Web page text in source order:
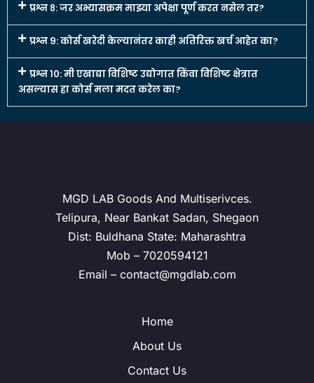
प्रश्न ८: जर अभ्यासक्रम माझ्या अपेक्षा पूर्ण करत नसेल तर?
प्रश्न ९: कोर्स खरेदी केल्यानंतर काही अतिरिक्त खर्च आहेत का?
प्रश्न १०: मी एखाद्या विशिष्ट उद्योगात किंवा विशिष्ट क्षेत्रात
असल्यास हा कोर्स मला मदत करेल का?
MGD LAB Goods And Multiserivces.
Telipura, Near Bankat Sadan, Shegaon
Dist: Buldhana State: Maharashtra
Mob – 7020594121
Email – contact@mgdlab.com
Home
About Us
Contact Us